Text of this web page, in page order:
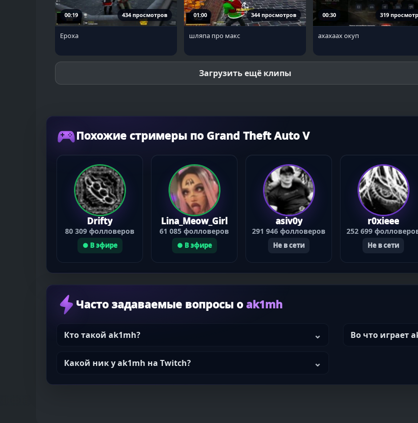
00:19 434 просмотров
Ероха
01:00 344 просмотров
шляпа про макс
00:30 319
ахахаах окуп
Загрузить ещё клипы
Похожие стримеры по Grand Theft Auto V
Drifty
80 309 фолловеров
● В эфире
Lina_Meow_Girl
61 085 фолловеров
● В эфире
asiv0y
291 946 фолловеров
Не в сети
r0xieee
252 699
Не в сети
Часто задаваемые вопросы о ak1mh
Кто такой ak1mh? Во что играет
Какой ник у ak1mh на Twitch?